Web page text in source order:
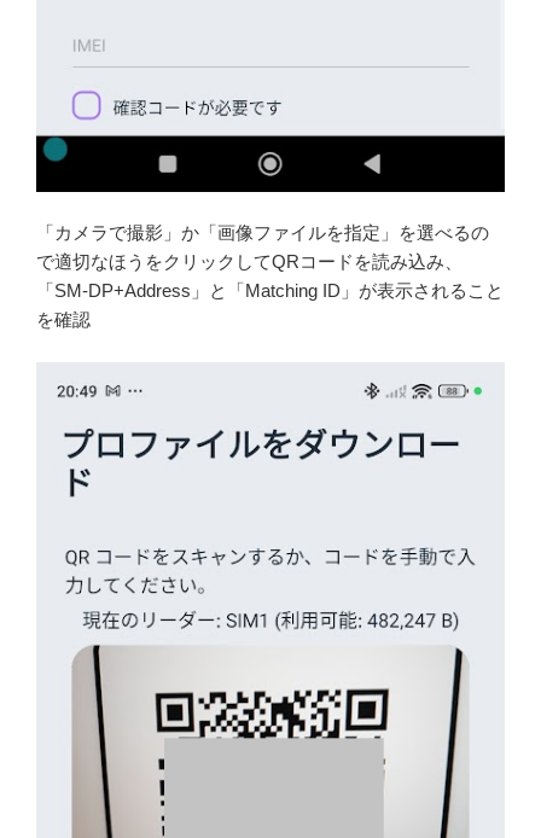
「カメラで撮影」か「画像ファイルを指定」を選べるの
で適切なほうをクリックしてQRコードを読み込み、
「SM-DP+Address」と「Matching ID」が表示されること
を確認